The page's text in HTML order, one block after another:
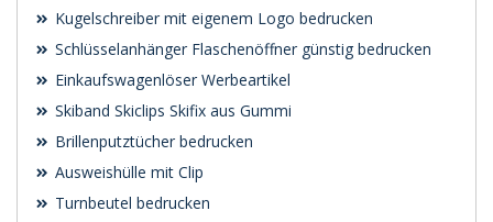
Kugelschreiber mit eigenem Logo bedrucken
Schlüsselanhänger Flaschenöffner günstig bedrucken
Einkaufswagenlöser Werbeartikel
Skiband Skiclips Skifix aus Gummi
Brillenputztücher bedrucken
Ausweishülle mit Clip
Turnbeutel bedrucken